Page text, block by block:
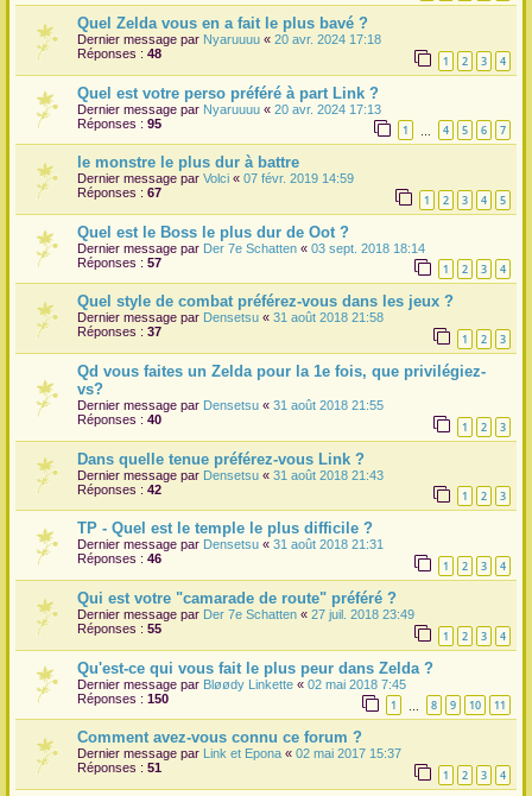
Quel Zelda vous en a fait le plus bavé ?
Dernier message par Nyaruuuu « 20 avr. 2024 17:18
Réponses : 48 1 2 3 4
Quel est votre perso préféré à part Link ?
Dernier message par Nyaruuuu « 20 avr. 2024 17:13
Réponses : 95 1 4 5 6 7
le monstre le plus dur à battre
Dernier message par Volci « 07 févr. 2019 14:59
Réponses : 67 1 2 3 4 5
Quel est le Boss le plus dur de Oot ?
Dernier message par Der 7e Schatten « 03 sept. 2018 18:14
Réponses : 57 1 2 3 4
Quel style de combat préférez-vous dans les jeux ?
Dernier message par Densetsu « 31 août 2018 21:58
Réponses : 37 1 2 3
Qd vous faites un Zelda pour la 1e fois, que privilégiez-
vs?
Dernier message par Densetsu « 31 août 2018 21:55
Réponses : 40 1 2 3
Dans quelle tenue préférez-vous Link ?
Dernier message par Densetsu « 31 août 2018 21:43
Réponses : 42 1 2 3
TP - Quel est le temple le plus difficile ?
Dernier message par Densetsu « 31 août 2018 21:31
Réponses : 46 1 2 3 4
Qui est votre "camarade de route" préféré ?
Dernier message par Der 7e Schatten « 27 juil. 2018 23:49
Réponses : 55 1 2 3 4
Qu'est-ce qui vous fait le plus peur dans Zelda ?
Dernier message par Bløødy Linkette « 02 mai 2018 7:45
Réponses : 150 1 8 9 10 11
Comment avez-vous connu ce forum ?
Dernier message par Link et Epona « 02 mai 2017 15:37
Réponses : 51 1 2 3 4